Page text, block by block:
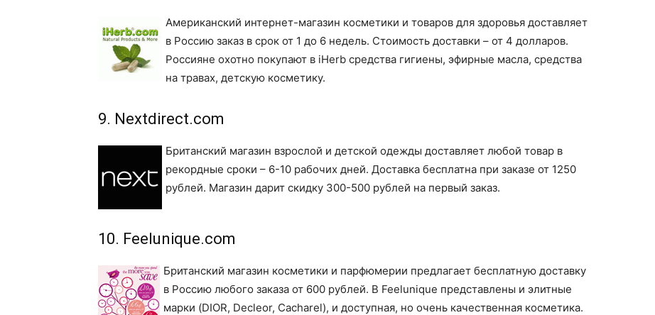
Американский интернет-магазин косметики и товаров для здоровья доставляет
в Россию заказ в срок от 1 до 6 недель. Стоимость доставки – от 4 долларов.
Россияне охотно покупают в iHerb средства гигиены, эфирные масла, средства
на травах, детскую косметику.
9. Nextdirect.com
Британский магазин взрослой и детской одежды доставляет любой товар в
рекордные сроки – 6-10 рабочих дней. Доставка бесплатна при заказе от 1250
рублей. Магазин дарит скидку 300-500 рублей на первый заказ.
10. Feelunique.com
Британский магазин косметики и парфюмерии предлагает бесплатную доставку
в Россию любого заказа от 600 рублей. В Feelunique представлены и элитные
марки (DIOR, Decleor, Cacharel), и доступная, но очень качественная косметика.